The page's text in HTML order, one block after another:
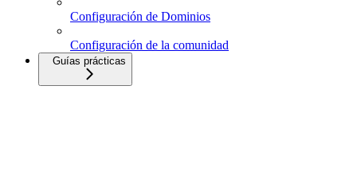
Configuración de Dominios
Configuración de la comunidad
Guías prácticas